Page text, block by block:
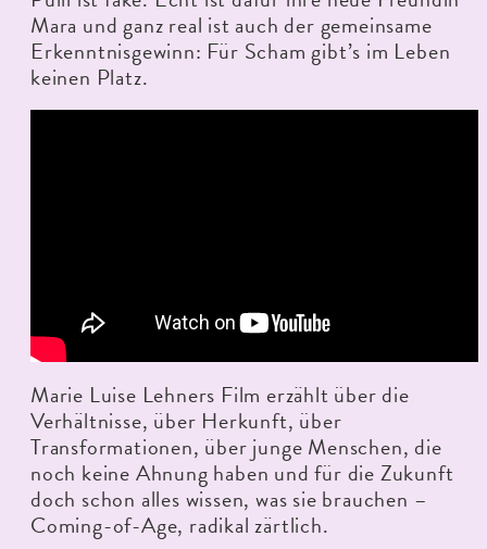
Mara und ganz real ist auch der gemeinsame
Erkenntnisgewinn: Für Scham gibt’s im Leben
keinen Platz.
Marie Luise Lehners Film erzählt über die
Verhältnisse, über Herkunft, über
Transformationen, über junge Menschen, die
noch keine Ahnung haben und für die Zukunft
doch schon alles wissen, was sie brauchen –
Coming-of-Age, radikal zärtlich.